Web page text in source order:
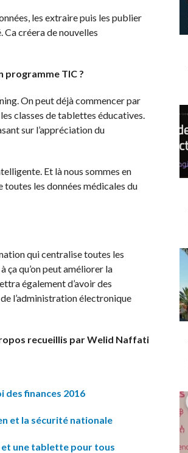
les extraire puis les publier
créera de nouvelles
programme TIC ?
On peut déjà commencer par
classes de tablettes éducatives.
sur l’appréciation du
Et là nous sommes en
les données médicales du
qui centralise toutes les
ça qu’on peut améliorer la
également d’avoir des
l’administration électronique
recueillis par Welid Naffati
des finances 2016
et la sécurité nationale
et une tablette pour tous